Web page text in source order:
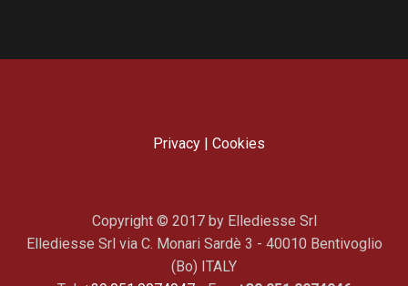
Privacy| Cookies
Copyright © 2017 by Ellediesse Srl
Ellediesse Srl via C. Monari Sardè 3 - 40010 Bentivoglio
(Bo) ITALY